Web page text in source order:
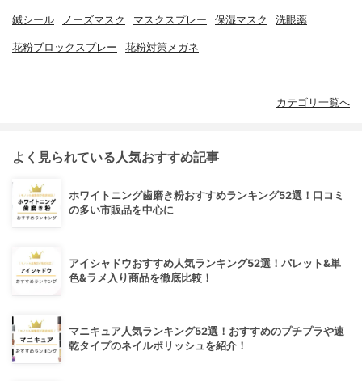
鍼シール ノーズマスク マスクスプレー 保湿マスク 洗眼薬
花粉ブロックスプレー 花粉対策メガネ
カテゴリ一覧へ
よく見られている人気おすすめ記事
ホワイトニング歯磨き粉おすすめランキング52選！口コミ
の多い市販品を中心に
アイシャドウおすすめ人気ランキング52選！パレット&単
色&ラメ入り商品を徹底比較！
マニキュア人気ランキング52選！おすすめのプチプラや速
乾タイプのネイルポリッシュを紹介！